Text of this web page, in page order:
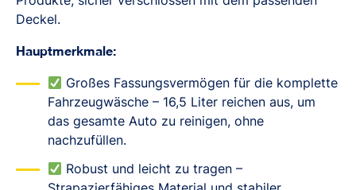
Deckel.
Hauptmerkmale:
Großes Fassungsvermögen für die komplette
Fahrzeugwäsche – 16,5 Liter reichen aus, um
das gesamte Auto zu reinigen, ohne
nachzufüllen.
Robust und leicht zu tragen –